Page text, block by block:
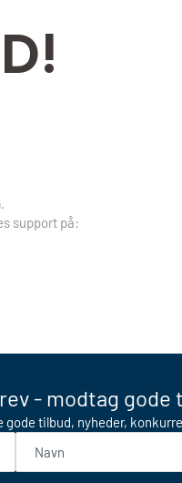
support på:
- modtag
tilbud, nyheder,